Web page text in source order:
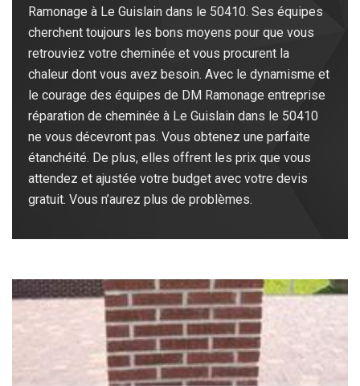
Ramonage à Le Guislain dans le 50410. Ses équipes
cherchent toujours les bons moyens pour que vous
retrouviez votre cheminée et vous procurent la
chaleur dont vous avez besoin. Avec le dynamisme et
le courage des équipes de DM Ramonage entreprise
réparation de cheminée à Le Guislain dans le 50410
ne vous décevront pas. Vous obtenez une parfaite
étanchéité. De plus, elles offrent les prix que vous
attendez et ajustée votre budget avec votre devis
gratuit. Vous n’aurez plus de problèmes.